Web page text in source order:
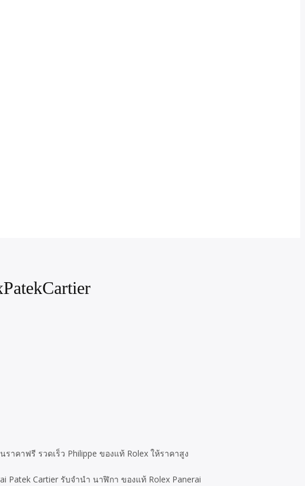
าคาฟรี รวดเร็ว Philippe ของแท้ Rolex ให้ราคาสูง
Patek Cartier รับจำนำ นาฬิกา ของแท้ Rolex Panerai